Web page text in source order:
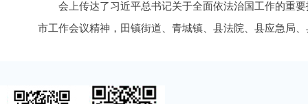
会上传达了习近平总书记关于全面依法治国工作的重
市工作会议精神，田镇街道、青城镇、县法院、县应急局